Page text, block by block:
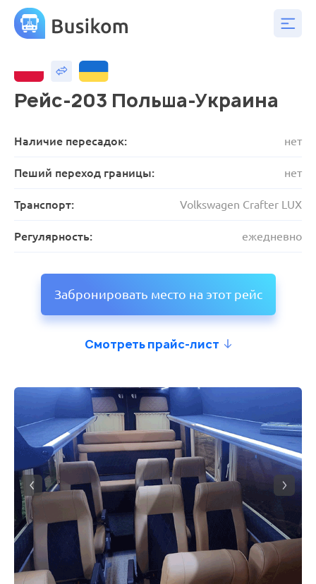
Рейс-203 Польша-Украина
Наличие пересадок: нет
Пеший переход границы: нет
Транспорт: Volkswagen Crafter LUX
Регулярность: ежедневно
Забронировать место на этот рейс
Смотреть прайс-лист